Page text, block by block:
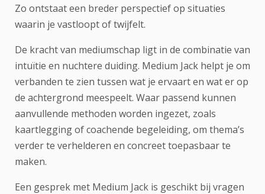
Zo ontstaat een breder perspectief op situaties
waarin je vastloopt of twijfelt.
De kracht van mediumschap ligt in de combinatie van
intuïtie en nuchtere duiding. Medium Jack helpt je om
verbanden te zien tussen wat je ervaart en wat er op
de achtergrond meespeelt. Waar passend kunnen
aanvullende methoden worden ingezet, zoals
kaartlegging of coachende begeleiding, om thema’s
verder te verhelderen en concreet toepasbaar te
maken.
Een gesprek met Medium Jack is geschikt bij vragen